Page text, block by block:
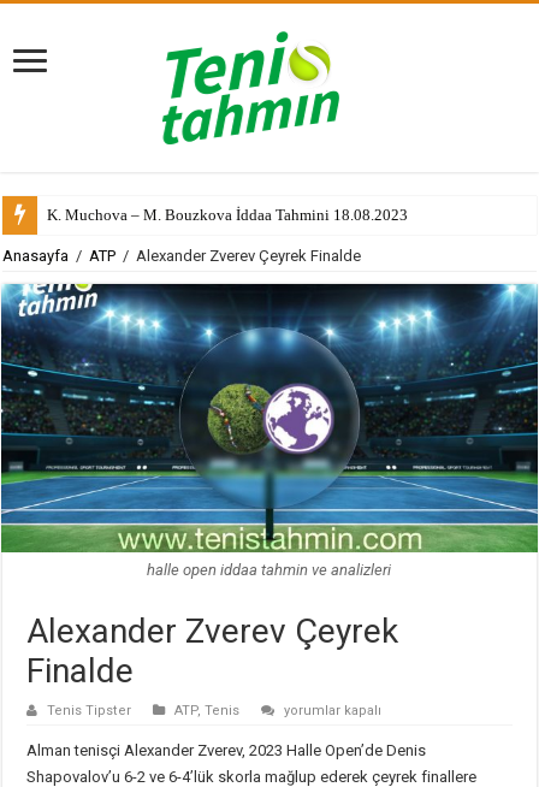
K. Muchova – M. Bouzkova İddaa Tahmini 18.08.2023
Anasayfa / ATP / Alexander Zverev Çeyrek Finalde
halle open iddaa tahmin ve analizleri
Alexander Zverev Çeyrek
Finalde
Tenis Tipster ATP,Tenis
Alexander
Çeyrek
Finalde
için
yorumlar kapalı
Alman tenisçi Alexander Zverev, 2023 Halle Open’de Denis
Shapovalov’u 6-2 ve 6-4’lük skorla mağlup ederek çeyrek finallere